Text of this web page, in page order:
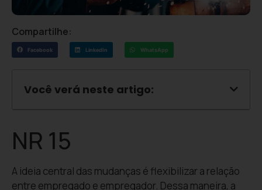
Compartilhe:
Facebook LinkedIn WhatsApp
Você verá neste artigo:
NR 15
A ideia central das mudanças é flexibilizar a relação
entre empregado e empregador. Dessa maneira, a